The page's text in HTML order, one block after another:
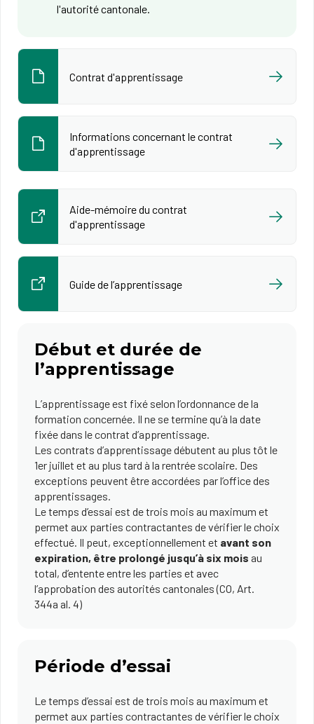
l'autorité cantonale.
Contrat d'apprentissage
Informations concernant le contrat
d'apprentissage
Aide-mémoire du contrat
d'apprentissage
Guide de l’apprentissage
Début et durée de
l’apprentissage
L’apprentissage est fixé selon l’ordonnance de la
formation concernée. Il ne se termine qu’à la date
fixée dans le contrat d’apprentissage.
Les contrats d’apprentissage débutent au plus tôt le
1er juillet et au plus tard à la rentrée scolaire. Des
exceptions peuvent être accordées par l’office des
apprentissages.
Le temps d’essai est de trois mois au maximum et
permet aux parties contractantes de vérifier le choix
effectué. Il peut, exceptionnellement et avant son
expiration, être prolongé jusqu’à six mois au
total, d’entente entre les parties et avec
l’approbation des autorités cantonales (CO, Art.
344a al. 4)
Période d’essai
Le temps d’essai est de trois mois au maximum et
permet aux parties contractantes de vérifier le choix